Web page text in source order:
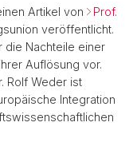
Artikel von
Prof.
veröffentlicht.
die Nachteile einer
Auflösung vor.
Rolf Weder ist
Integration